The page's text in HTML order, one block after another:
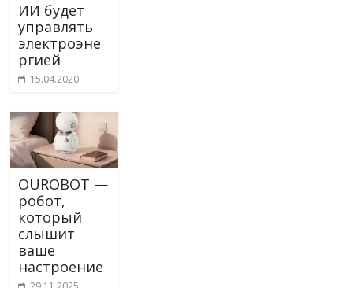
ИИ будет
управлять
электроэне
ргией
15.04.2020
OUROBOT —
робот,
который
слышит
ваше
настроение